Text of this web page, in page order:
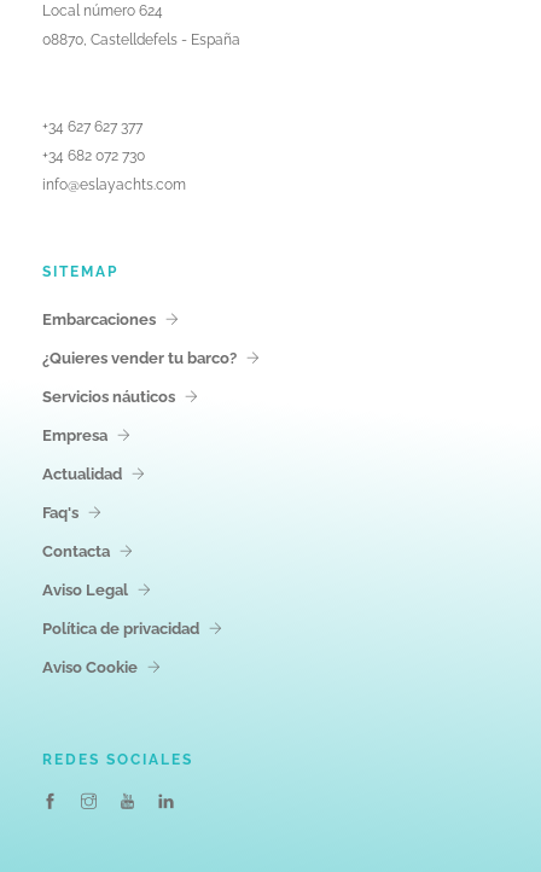
Local número 624
08870, Castelldefels - España
+34 627 627 377
+34 682 072 730
info@eslayachts.com
SITEMAP
Embarcaciones
¿Quieres vender tu barco?
Servicios náuticos
Empresa
Actualidad
Faq's
Contacta
Aviso Legal
Política de privacidad
Aviso Cookie
REDES SOCIALES